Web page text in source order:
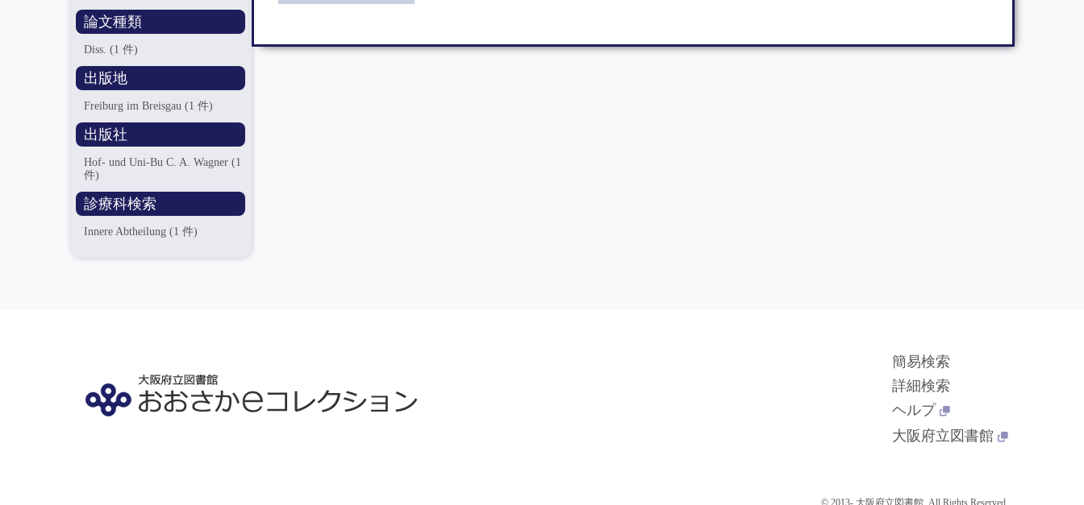
論文種類
Diss.(1 件)
出版地
Freiburg im Breisgau(1 件)
出版社
Hof- und Uni-Bu C. A. Wagner(1
件)
診療科検索
Innere Abtheilung(1 件)
簡易検索
詳細検索
ヘルプ
大阪府立図書館
© 2013- 大阪府立図書館. All Rights Reserved.